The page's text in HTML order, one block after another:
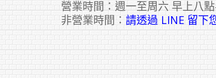
營業時間：週一至周六 早上八
非營業時間： 請透過 LINE 留下